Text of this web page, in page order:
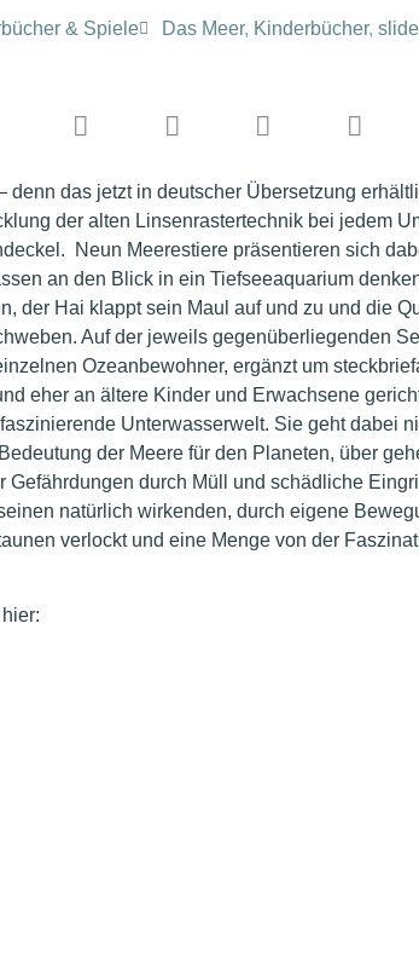
& Spiele Das Meer, Kinderbücher,
denn das jetzt in deutscher Übersetzung
der alten Linsenrastertechnik bei jedem
Neun Meerestiere präsentieren sich
an den Blick in ein Tiefseeaquarium
der Hai klappt sein Maul auf und zu und die
Auf der jeweils gegenüberliegenden
Ozeanbewohner, ergänzt um
eher an ältere Kinder und Erwachsene
Unterwasserwelt. Sie geht dabei
der Meere für den Planeten, über
Gefährdungen durch Müll und schädliche
natürlich wirkenden, durch eigene
verlockt und eine Menge von der